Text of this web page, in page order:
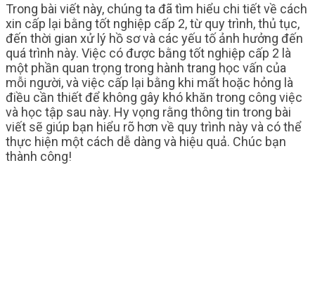
Trong bài viết này, chúng ta đã tìm hiểu chi tiết về cách
xin cấp lại bằng tốt nghiệp cấp 2, từ quy trình, thủ tục,
đến thời gian xử lý hồ sơ và các yếu tố ảnh hưởng đến
quá trình này. Việc có được bằng tốt nghiệp cấp 2 là
một phần quan trọng trong hành trang học vấn của
mỗi người, và việc cấp lại bằng khi mất hoặc hỏng là
điều cần thiết để không gây khó khăn trong công việc
và học tập sau này. Hy vọng rằng thông tin trong bài
viết sẽ giúp bạn hiểu rõ hơn về quy trình này và có thể
thực hiện một cách dễ dàng và hiệu quả. Chúc bạn
thành công!